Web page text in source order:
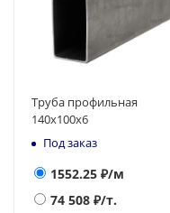
Труба профильная
140х100х6
Под заказ
1552.25 ₽/м
74 508 ₽/т.